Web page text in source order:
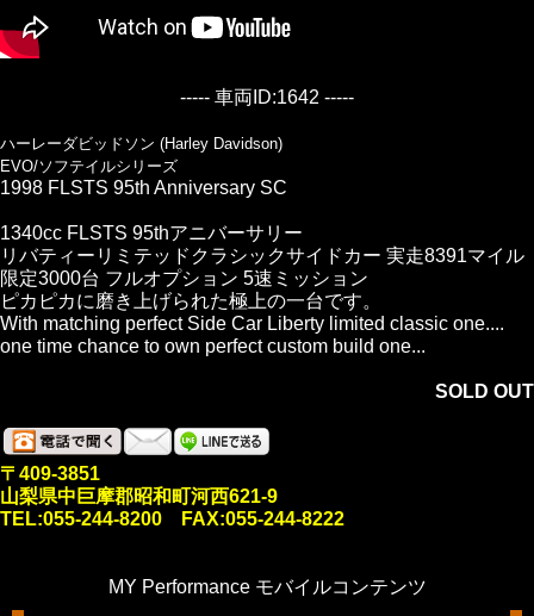
----- 車両ID:1642 -----
ハーレーダビッドソン (Harley Davidson)
EVO/ソフテイルシリーズ
1998 FLSTS 95th Anniversary SC
1340cc FLSTS 95thアニバーサリー
リバティーリミテッドクラシックサイドカー 実走8391マイル
限定3000台 フルオプション 5速ミッション
ピカピカに磨き上げられた極上の一台です。
With matching perfect Side Car Liberty limited classic one....
one time chance to own perfect custom build one...
SOLD OUT
〒409-3851
山梨県中巨摩郡昭和町河西621-9
TEL:055-244-8200 FAX:055-244-8222
MY Performance モバイルコンテンツ